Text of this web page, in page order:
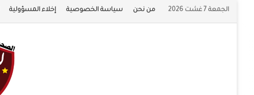
الجمعة 7 غشت 2026 من نحن سياسة الخصوصية إخلاء المسؤولية